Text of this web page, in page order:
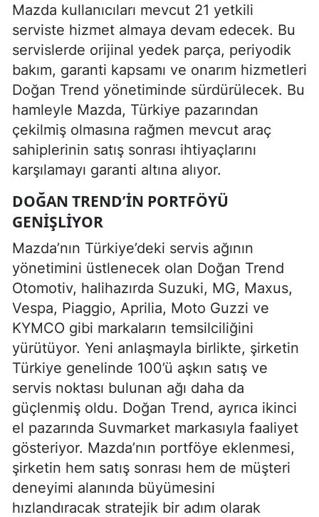
Mazda kullanıcıları mevcut 21 yetkili
serviste hizmet almaya devam edecek. Bu
servislerde orijinal yedek parça, periyodik
bakım, garanti kapsamı ve onarım hizmetleri
Doğan Trend yönetiminde sürdürülecek. Bu
hamleyle Mazda, Türkiye pazarından
çekilmiş olmasına rağmen mevcut araç
sahiplerinin satış sonrası ihtiyaçlarını
karşılamayı garanti altına alıyor.
DOĞAN TREND’IN PORTFÖYÜ
GENIŞLIYOR
Mazda’nın Türkiye’deki servis ağının
yönetimini üstlenecek olan Doğan Trend
Otomotiv, halihazırda Suzuki, MG, Maxus,
Vespa, Piaggio, Aprilia, Moto Guzzi ve
KYMCO gibi markaların temsilciliğini
yürütüyor. Yeni anlaşmayla birlikte, şirketin
Türkiye genelinde 100’ü aşkın satış ve
servis noktası bulunan ağı daha da
güçlenmiş oldu. Doğan Trend, ayrıca ikinci
el pazarında Suvmarket markasıyla faaliyet
gösteriyor. Mazda’nın portföye eklenmesi,
şirketin hem satış sonrası hem de müşteri
deneyimi alanında büyümesini
hızlandıracak stratejik bir adım olarak